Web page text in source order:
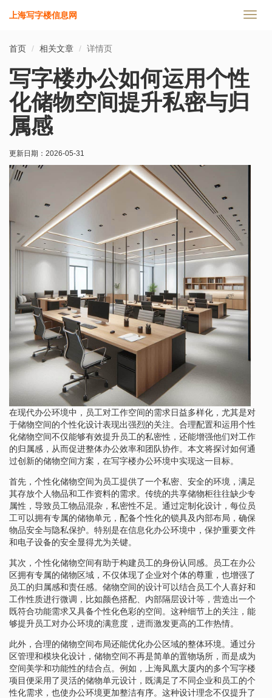
切
上海写字楼信息网
首页 相关文章 详情页
写字楼办公如何运用个性
化储物空间提升私密与归
属感
更新日期： 2026-05-31
在现代办公环境中，员工对工作空间的需求日益多样化，尤其是对
于储物空间的个性化设计表现出强烈的关注。合理配置和运用个性
化储物空间不仅能够有效提升员工的私密性，还能增强他们对工作
的归属感，从而促进整体办公效率和团队协作。本文将探讨如何通
过创新的储物空间方案，在写字楼办公环境中实现这一目标。
首先，个性化储物空间为员工提供了一个私密、安全的环境，满足
其存放个人物品和工作资料的需求。传统的共享储物柜往往缺少专
属性，导致员工物品混杂，私密性不足。通过定制化设计，每位员
工可以拥有专属的储物单元，配备个性化的锁具及内部布局，确保
物品安全与隐私保护。特别是在信息化办公环境中，保护重要文件
和电子设备的安全显得尤为关键。
其次，个性化储物空间有助于构建员工的身份认同感。员工在办公
区拥有专属的储物区域，不仅体现了企业对个体的尊重，也增强了
员工的归属感和责任感。储物空间的设计可以结合员工个人喜好和
工作性质进行微调，比如颜色搭配、内部隔层设计等，营造出一个
既符合功能需求又具备个性化色彩的空间。这种细节上的关注，能
够提升员工对办公环境的满意度，进而激发更高的工作热情。
此外，合理的储物空间布局还能优化办公区域的整体环境。通过分
区管理和模块化设计，储物空间不再是简单的置物场所，而是成为
空间美学和功能性的结合点。例如，上海凤凰大厦内的多个写字楼
项目便采用了灵活的储物单元设计，既满足了不同企业和员工的个
性化需求，也使办公环境更加整洁有序。这种设计理念不仅提升了